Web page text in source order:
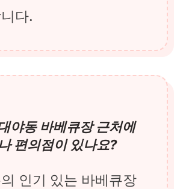
다.
야동 바베큐장 근처에
편의점이 있나요?
인기 있는 바베큐장